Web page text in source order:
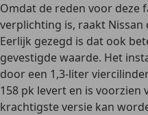
Omdat de reden voor deze
verplichting is, raakt
Eerlijk gezegd is dat ook
gevestigde waarde. Het
door een 1,3-liter
158 pk levert en is voorzien
krachtigste versie kan